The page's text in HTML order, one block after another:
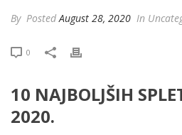
By PostedAugust 28, 2020 In
0
10 NAJBOLJŠIH
2020.